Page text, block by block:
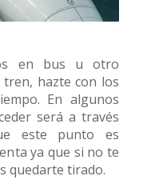
en bus u otro
hazte con los
En algunos
será a través
este punto es
ya que si no te
quedarte tirado.